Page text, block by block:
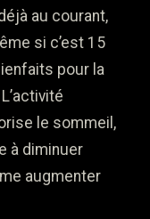
au courant,
si c’est 15
pour la
le sommeil,
à diminuer
augmenter